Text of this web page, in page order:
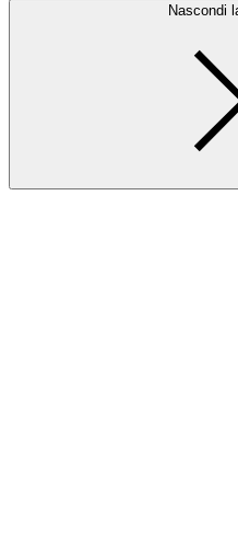
Nascondi